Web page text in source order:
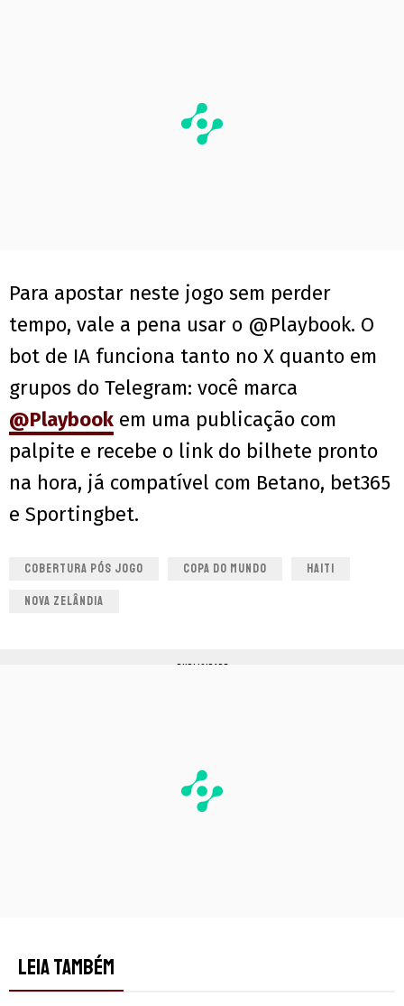
Para apostar neste jogo sem perder
tempo, vale a pena usar o @Playbook. O
bot de IA funciona tanto no X quanto em
grupos do Telegram: você marca
@Playbook em uma publicação com
palpite e recebe o link do bilhete pronto
na hora, já compatível com Betano, bet365
e Sportingbet.
COBERTURA PÓS JOGO COPA DO MUNDO HAITI
NOVA ZELÂNDIA
PUBLICIDADE
LEIA TAMBÉM